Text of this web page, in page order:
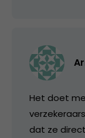
Het doet
dat ze